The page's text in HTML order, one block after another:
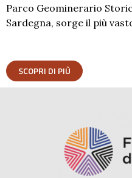
Parco Geominerario
Sardegna, sorge il più
SCOPRI DI PIÙ